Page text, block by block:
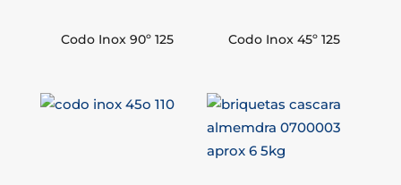
Codo Inox 90º 125 Codo Inox 45º 125